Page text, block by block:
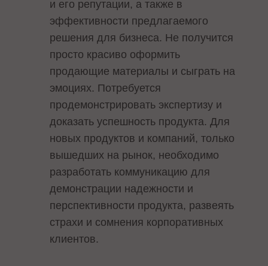
и его репутации, а также в
эффективности предлагаемого
решения для бизнеса. Не получится
просто красиво оформить
продающие материалы и сыграть на
эмоциях. Потребуется
продемонстрировать экспертизу и
доказать успешность продукта. Для
новых продуктов и компаний, только
вышедших на рынок, необходимо
разработать коммуникацию для
демонстрации надежности и
перспективности продукта, развеять
страхи и сомнения корпоративных
клиентов.